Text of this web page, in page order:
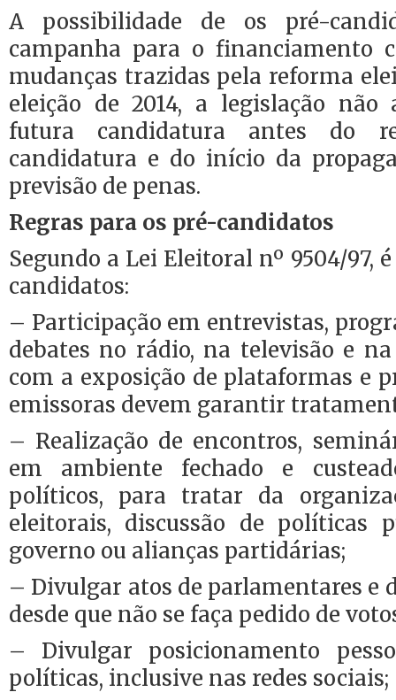
A possibilidade de os pré-
campanha para o financiamento
mudanças trazidas pela reforma
eleição de 2014, a legislação
futura candidatura antes do
candidatura e do início da
previsão de penas.
Regras para os pré-candidatos
Segundo a Lei Eleitoral nº 9504/97,
candidatos:
– Participação em entrevistas,
debates no rádio, na televisão e
com a exposição de plataformas e
emissoras devem garantir
– Realização de encontros,
em ambiente fechado e
políticos, para tratar da
eleitorais, discussão de políticas
governo ou alianças partidárias;
– Divulgar atos de parlamentares e
desde que não se faça pedido de
– Divulgar posicionamento
políticas, inclusive nas redes sociais;